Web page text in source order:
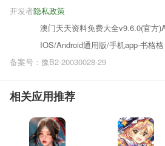
隐私政策
开发者
澳门天天资料免费大全v9.6.0(官方
IOS/Android通用版/手机app-书格格
备案号：豫B2-20030028-29
相关应用推荐